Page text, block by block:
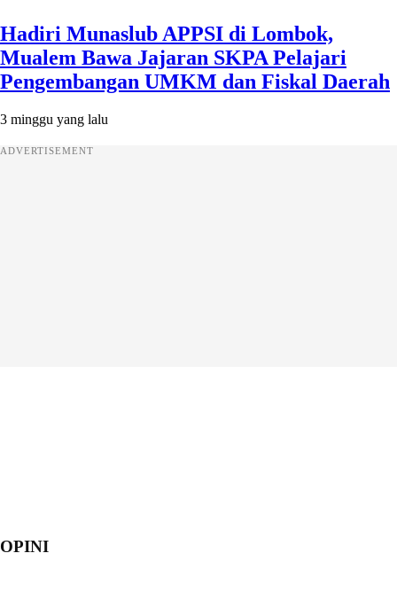
Hadiri Munaslub APPSI di Lombok,
Mualem Bawa Jajaran SKPA Pelajari
Pengembangan UMKM dan Fiskal Daerah
3 minggu yang lalu
ADVERTISEMENT
OPINI